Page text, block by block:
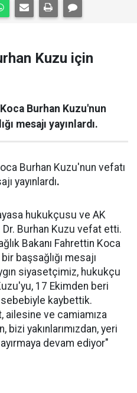
Kuzu için
Burhan Kuzu'nun
mesajı yayınlardı.
Burhan Kuzu'nun vefatı
yayınlardı.
hukukçusu ve AK
Burhan Kuzu vefat etti.
Bakanı Fahrettin Koca
başsağlığı mesajı
siyasetçimiz, hukukçu
17 Ekimden beri
kaybettik.
ailesine ve camiamıza
bizi yakınlarımızdan, yeri
devam ediyor"